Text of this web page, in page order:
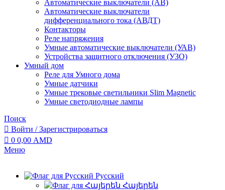
Автоматические выключатели (АВ)
Автоматические выключатели
дифференциального тока (АВДТ)
Контакторы
Реле напряжения
Умные автоматические выключатели (УАВ)
Устройства защитного отключения (УЗО)
Умный дом
Реле для Умного дома
Умные датчики
Умные трековые светильники Slim Magnetic
Умные светодиодные лампы
Поиск
Войти / Зарегистрироваться
0 0,00 AMD
Меню
Русский
Հայերեն